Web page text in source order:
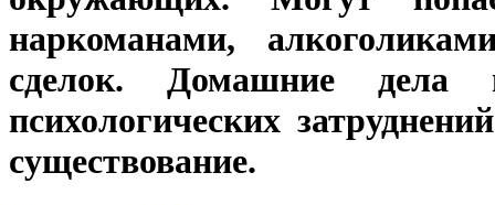
наркоманами,
сделок. Домашние дела
психологических
существование.